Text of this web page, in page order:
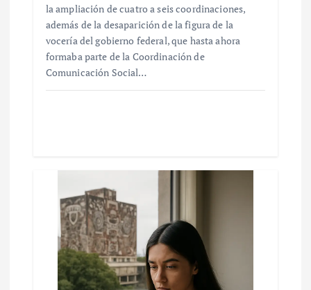
la ampliación de cuatro a seis coordinaciones,
además de la desaparición de la figura de la
vocería del gobierno federal, que hasta ahora
formaba parte de la Coordinación de
Comunicación Social…